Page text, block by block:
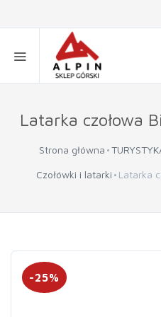
Latarka czołowa
Strona główna
Czołówki i latarki Latarka
-25%